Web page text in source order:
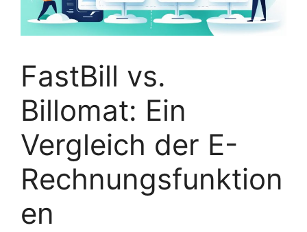
FastBill vs.
Billomat: Ein
Vergleich der E-
Rechnungsfunktion
en